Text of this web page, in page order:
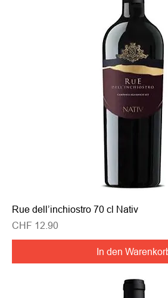
Rue dell’inchiostro 70 cl Nativ
Preis
CHF 12.90
In den